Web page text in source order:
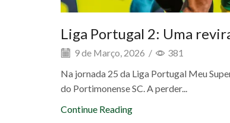
Liga Portugal 2: Uma
9 de Março, 2026 /
381
Na jornada 25 da Liga Portugal Meu
do Portimonense SC. A perder...
Continue Reading